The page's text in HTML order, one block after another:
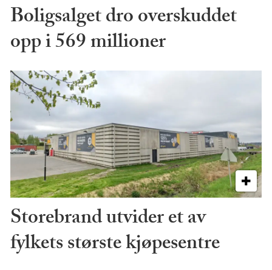
Boligsalget dro overskuddet
opp i 569 millioner
Storebrand utvider et av
fylkets største kjøpesentre